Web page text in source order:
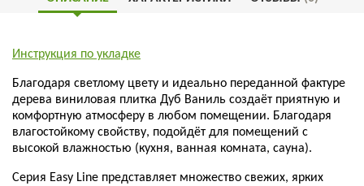
Инструкция по укладке
Благодаря светлому цвету и идеально переданной фактуре
дерева виниловая плитка Дуб Ваниль создаёт приятную и
комфортную атмосферу в любом помещении. Благодаря
влагостойкому свойству, подойдёт для помещений с
высокой влажностью (кухня, ванная комната, сауна).
Серия Easy Line представляет множество свежих, ярких